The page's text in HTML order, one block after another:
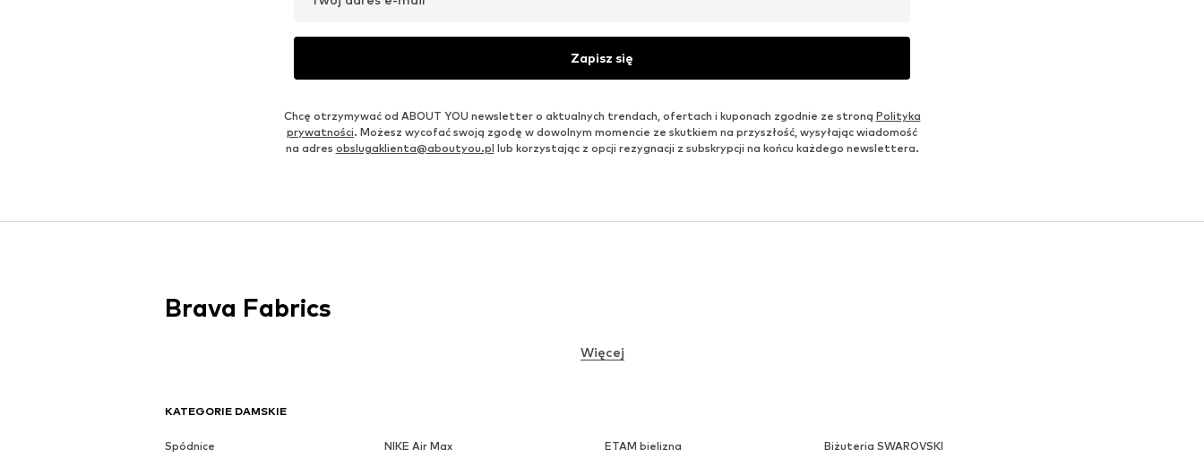
Zapisz się
Chcę otrzymywać od ABOUT YOU newsletter o aktualnych trendach, ofertach i kuponach zgodnie ze stroną Polityka
prywatności. Możesz wycofać swoją zgodę w dowolnym momencie ze skutkiem na przyszłość, wysyłając wiadomość
na adres obslugaklienta@aboutyou.pl lub korzystając z opcji rezygnacji z subskrypcji na końcu każdego newslettera.
KATEGORIE DAMSKIE
Spódnice NIKE Air Max ETAM bielizna
Biżuteria SWAROVSKI
Brava Fabrics
Więcej